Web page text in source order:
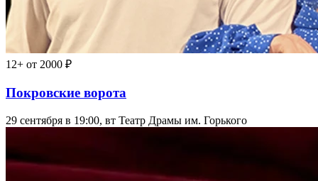
12+ от 2000 ₽
Покровские ворота
29 сентября в 19:00, вт Театр Драмы им. Горького